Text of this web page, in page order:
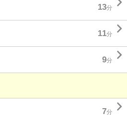
13分
11分 
9分 
7分 